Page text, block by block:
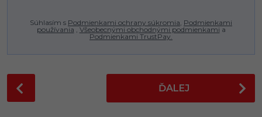
Súhlasím s Podmienkami ochrany súkromia, Podmienkami
používania , Všeobecnými obchodnými podmienkami a
Podmienkami TrustPay.
o
ĎALEJ